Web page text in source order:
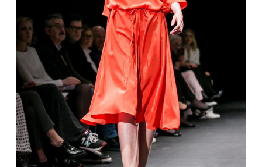
NELAIMĖS
KONTAKTAI
PRIVATUMO POLITIKA
Sekite mus: